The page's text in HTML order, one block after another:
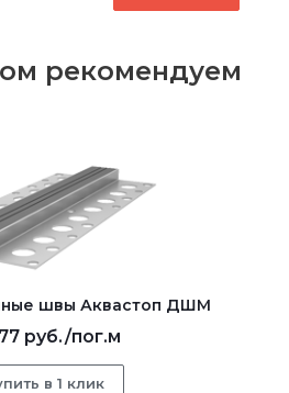
рекомендуем
швы Аквастоп ДШМ
руб./пог.м
в 1 клик